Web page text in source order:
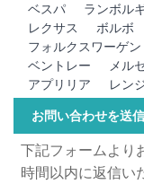
ベスパ
ランボル
レクサス
ボルボ
フォルクスワーゲン
ベントレー
メル
アプリリア
レン
お問い合わせを送信
下記フォームより
時間以内に返信い